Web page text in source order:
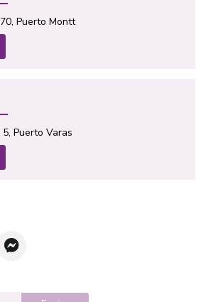
Puerto Montt
Puerto Varas